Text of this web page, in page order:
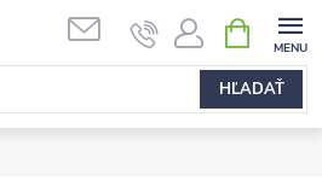
HĽADAŤ
KOŠÍK